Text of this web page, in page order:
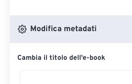
Modifica metadati
Cambia il titolo dell'e-book